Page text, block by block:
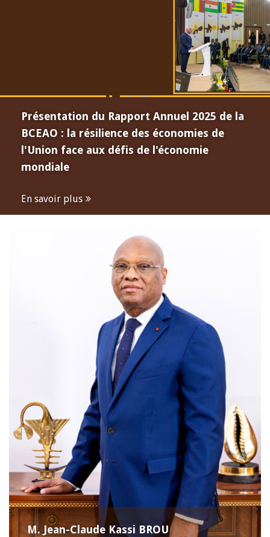
Présentation du Rapport Annuel 2025 de la
BCEAO : la résilience des économies de
l'Union face aux défis de l'économie
mondiale
En savoir plus
M. Jean-Claude Kassi BROU